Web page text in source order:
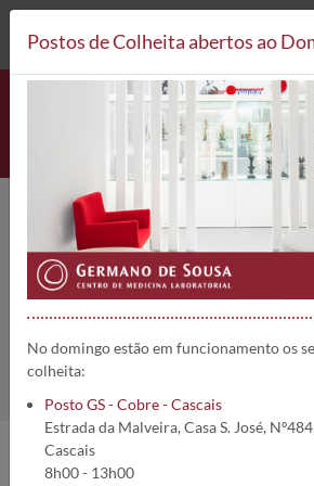
212 693 530*
Ac. Anti-Vírus
(IgG) | 2789
Home Análises Ac. Anti-Vírus
Postos de Colheita abertos ao
No domingo estão em funcionamento os
colheita:
Posto GS - Cobre - Cascais
Estrada da Malveira, Casa S. José,
Cascais
8h00 - 13h00